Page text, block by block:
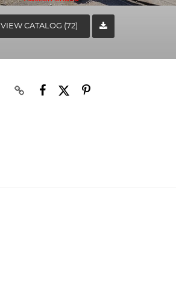
VIEW CATALOG (72)